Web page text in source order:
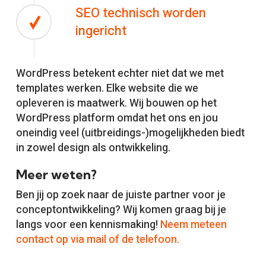
SEO technisch worden
ingericht
WordPress betekent echter niet dat we met
templates werken. Elke website die we
opleveren is maatwerk. Wij bouwen op het
WordPress platform omdat het ons en jou
oneindig veel (uitbreidings-)mogelijkheden biedt
in zowel design als ontwikkeling.
Meer weten?
Ben jij op zoek naar de juiste partner voor je
conceptontwikkeling? Wij komen graag bij je
langs voor een kennismaking! Neem meteen
contact op via mail of de telefoon.